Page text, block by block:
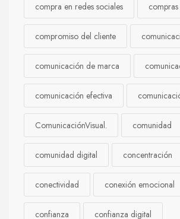
compra en redes sociales compras
compromiso del cliente
comunicación de marca
comunicación efectiva
ComunicaciónVisual. comunidad
comunidad digital concentración
conectividad conexión emocional
confianza confianza digital